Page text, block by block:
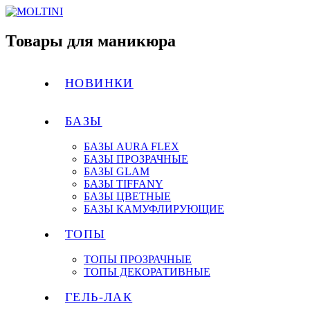
Товары для маникюра
НОВИНКИ
БАЗЫ
БАЗЫ AURA FLEX
БАЗЫ ПРОЗРАЧНЫЕ
БАЗЫ GLAM
БАЗЫ TIFFANY
БАЗЫ ЦВЕТНЫЕ
БАЗЫ КАМУФЛИРУЮЩИЕ
ТОПЫ
ТОПЫ ПРОЗРАЧНЫЕ
ТОПЫ ДЕКОРАТИВНЫЕ
ГЕЛЬ-ЛАК